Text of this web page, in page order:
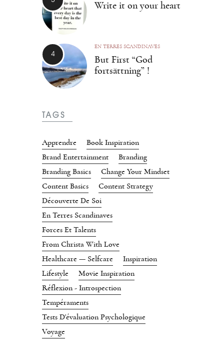
Write it on your heart
EN TERRES SCANDINAVES
But First “God
fortsättning” !
TAGS
Apprendre
Book Inspiration
Brand Entertainment
Branding
Branding Basics
Change Your Mindset
Content Basics
Content Strategy
Découverte De Soi
En Terres Scandinaves
Forces Et Talents
From Christa With Love
Healthcare — Selfcare
Inspiration
Lifestyle
Movie Inspiration
Réflexion - Introspection
Tempéraments
Tests D'évaluation Psychologique
Voyage